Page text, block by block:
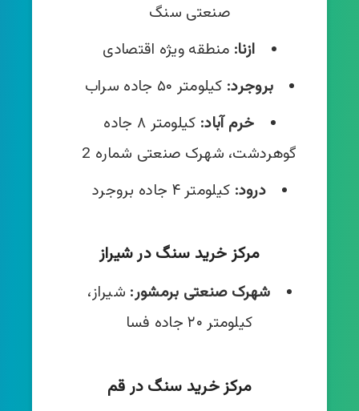
صنعتی سنگ
ازنا: منطقه ویژه اقتصادی
بروجرد: کیلومتر ۵۰ جاده سراب
خرم آباد:
کیلومتر ۸ جاده
گوهردشت، شهرک صنعتی شماره 2
درود: کیلومتر ۴ جاده بروجرد
مرکز خرید سنگ در شیراز
شهرک صنعتی برمشور: شیراز،
کیلومتر ۲۰ جاده فسا
مرکز خرید سنگ در قم